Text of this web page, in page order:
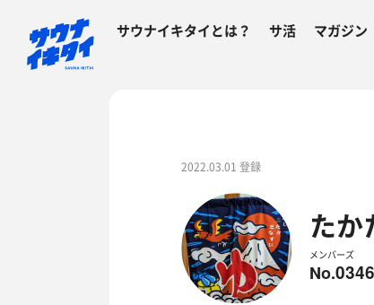
サウナイキタイとは？ サ活 マガジン
2022.03.01 登録
たか
メンバーズ
No.0346